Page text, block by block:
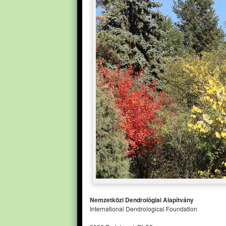
Nemzetközi Dendrológiai Alapítvány
International Dendrological Foundation